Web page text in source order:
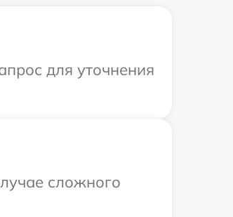
для уточнения
сложного